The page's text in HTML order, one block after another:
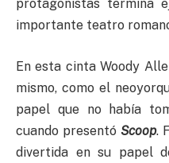
protagonistas termina
importante teatro
En esta cinta Woody
mismo, como el
papel que no había
cuando presentó Scoop.
divertida en su papel